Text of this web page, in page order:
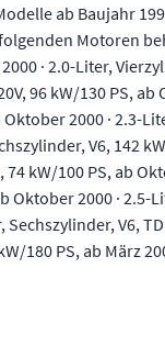
ab Baujahr
Motoren
· 2.0-Liter,
96 kW/130 PS, ab
2000 · 2.3-
V6, 142
kW/100 PS, ab
Oktober 2000 · 2.5-
Sechszylinder, V6,
180 PS, ab März